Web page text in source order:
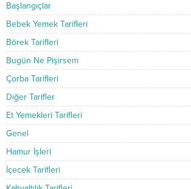
Başlangıçlar
Bebek Yemek Tarifleri
Börek Tarifleri
Bugün Ne Pişirsem
Çorba Tarifleri
Diğer Tarifler
Et Yemekleri Tarifleri
Genel
Hamur İşleri
İçecek Tarifleri